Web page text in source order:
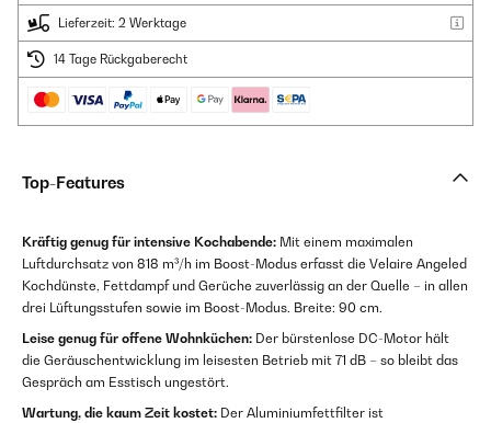
Lieferzeit: 2 Werktage
14 Tage Rückgaberecht
Top-Features
Kräftig genug für intensive Kochabende: Mit einem maximalen
Luftdurchsatz von 818 m³/h im Boost-Modus erfasst die Velaire Angeled
Kochdünste, Fettdampf und Gerüche zuverlässig an der Quelle – in allen
drei Lüftungsstufen sowie im Boost-Modus. Breite: 90 cm.
Leise genug für offene Wohnküchen: Der bürstenlose DC-Motor hält
die Geräuschentwicklung im leisesten Betrieb mit 71 dB – so bleibt das
Gespräch am Esstisch ungestört.
Wartung, die kaum Zeit kostet: Der Aluminiumfettfilter ist